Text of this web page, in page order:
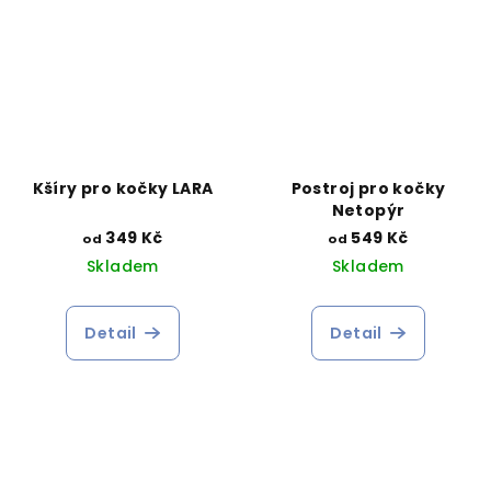
Kšíry pro kočky LARA
od 349 Kč
Skladem
Detail
Postroj pro kočky
Netopýr
od 549 Kč
Skladem
Detail